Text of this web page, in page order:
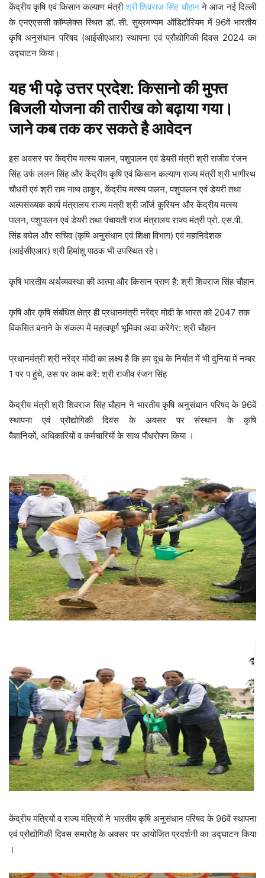
केंद्रीय कृषि एवं किसान कल्याण मंत्रीश्री शिवराज सिंह चौहानने आज नई दिल्ली
के एनएएससी कॉम्प्लेक्स स्थित डॉ. सी. सुब्रमण्यम ऑडिटोरियम में 96वें भारतीय
कृषि अनुसंधान परिषद (आईसीएआर) स्थापना एवं प्रौद्योगिकी दिवस 2024 का
उद्घाटन किया।
यह भी पढ़ेउत्तर प्रदेश: किसानो की मुफ्त
बिजली योजना की तारीख को बढ़ाया गया।
जाने कब तक कर सकते है आवेदन
इस अवसर पर केंद्रीय मत्स्य पालन, पशुपालन एवं डेयरी मंत्री श्री राजीव रंजन
सिंह उर्फ ललन सिंह और केंद्रीय कृषि एवं किसान कल्याण राज्य मंत्री श्री भागीरथ
चौधरी एवं श्री राम नाथ ठाकुर, केंद्रीय मत्स्य पालन, पशुपालन एवं डेयरी तथा
अल्पसंख्यक कार्य मंत्रालय राज्य मंत्री श्री जॉर्ज कुरियन और केंद्रीय मत्स्य
पालन, पशुपालन एवं डेयरी तथा पंचायती राज मंत्रालय राज्य मंत्री प्रो. एस.पी.
सिंह बघेल और सचिव (कृषि अनुसंधान एवं शिक्षा विभाग) एवं महानिदेशक
(आईसीएआर) श्री हिमांशु पाठक भी उपस्थित रहे।
कृषि भारतीय अर्थव्यवस्था की आत्मा और किसान प्राण हैं: श्री शिवराज सिंह चौहान
कृषि और कृषि संबंधित क्षेत्र ही प्रधानमंत्री नरेंद्र मोदी के भारत को 2047 तक
विकसित बनाने के संकल्प में महत्वपूर्ण भूमिका अदा करेंगेर: श्री चौहान
प्रधानमंत्री श्री नरेंद्र मोदी का लक्ष्य है कि हम दूध के निर्यात में भी दुनिया में नम्बर
1 पर प हुंचे, उस पर काम करें: श्री राजीव रंजन सिंह
केंद्रीय मंत्री श्री शिवराज सिंह चौहान ने भारतीय कृषि अनुसंधान परिषद के 96वें
स्थापना एवं प्रौद्योगिकी दिवस के अवसर पर संस्थान के कृषि
वैज्ञानिकों, अधिकारियों व कर्मचारियों के साथ पौधरोपण किया ।
केंद्रीय मंत्रियों व राज्य मंत्रियों ने भारतीय कृषि अनुसंधान परिषद के 96वें स्थापना
एवं प्रौद्योगिकी दिवस समारोह के अवसर पर आयोजित प्रदर्शनी का उद्घाटन किया
।